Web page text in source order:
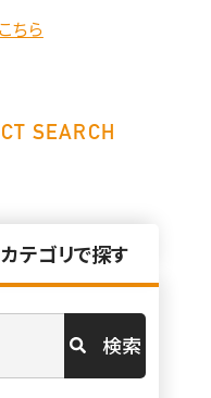
ちら
SEARCH
カテゴリで探す
検索